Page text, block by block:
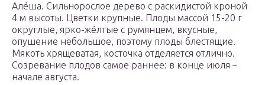
Алёша. Сильнорослое дерево с раскидистой кроной
4 м высоты. Цветки крупные. Плоды массой 15-20 г
округлые, ярко-жёлтые с румянцем, вкусные,
опушение небольшое, поэтому плоды блестящие.
Мякоть хрящеватая, косточка отделяется отлично.
Созревание плодов самое раннее: в конце июля –
начале августа.